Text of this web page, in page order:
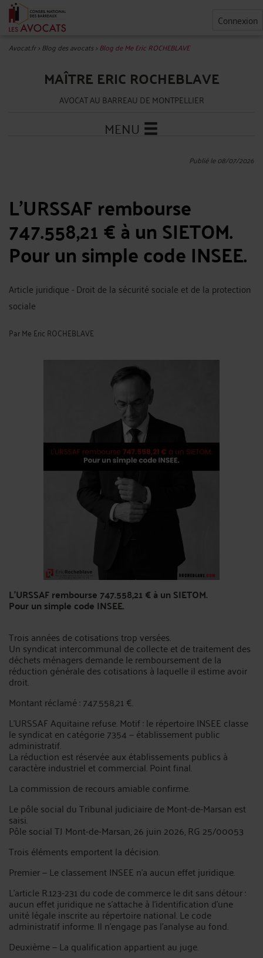
Connexion
Avocat.fr>Blog des avocats>Blog de Me Eric ROCHEBLAVE
MAÎTRE ERIC ROCHEBLAVE
AVOCAT AU BARREAU DE MONTPELLIER
MENU
Publié le 08/07/2026
L'URSSAF rembourse
747.558,21 € à un SIETOM.
Pour un simple code INSEE.
Article juridique - Droit de la sécurité sociale et de la protection
sociale
ParMe Eric ROCHEBLAVE
L'URSSAF rembourse 747.558,21 € à un SIETOM.
Pour un simple code INSEE.
Trois années de cotisations trop versées.
Un syndicat intercommunal de collecte et de traitement des
déchets ménagers demande le remboursement de la
réduction générale des cotisations à laquelle il estime avoir
droit.
Montant réclamé : 747.558,21 €.
L'URSSAF Aquitaine refuse. Motif : le répertoire INSEE classe
le syndicat en catégorie 7354 — établissement public
administratif.
La réduction est réservée aux établissements publics à
caractère industriel et commercial. Point final.
La commission de recours amiable confirme.
Le pôle social du Tribunal judiciaire de Mont-de-Marsan est
saisi.
Pôle social TJ Mont-de-Marsan, 26 juin 2026, RG 25/00053
Trois éléments emportent la décision.
Premier — Le classement INSEE n'a aucun effet juridique.
L'article R.123-231 du code de commerce le dit sans détour :
aucun effet juridique ne s'attache à l'identification d'une
unité légale inscrite au répertoire national. Le code
administratif informe. Il n'engage pas l'analyse au fond.
Deuxième — La qualification appartient au juge.